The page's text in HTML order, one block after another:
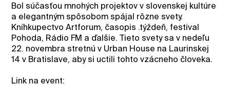
Bol súčasťou mnohých projektov v slovenskej kultúre
a elegantným spôsobom spájal rôzne svety.
Kníhkupectvo Artforum, časopis .týždeň, festival
Pohoda, Rádio FM a ďalšie. Tieto svety sa v nedeľu
22. novembra stretnú v Urban House na Laurinskej
14 v Bratislave, aby si uctili tohto vzácneho človeka.
Link na event: